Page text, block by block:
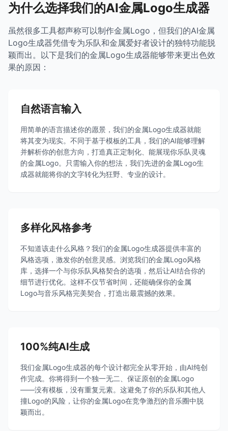
为什么选择我们的AI金属Logo生成器
虽然很多工具都声称可以制作金属Logo，但我们的AI金属
Logo生成器凭借专为乐队和金属爱好者设计的独特功能脱
颖而出。以下是我们的金属Logo生成器能够带来更出色效
果的原因：
自然语言输入
用简单的语言描述你的愿景，我们的金属Logo生成器就能
将其变为现实。不同于基于模板的工具，我们的AI能够理解
并解析你的创意方向，打造真正定制化、能展现你乐队灵魂
的金属Logo。只需输入你的想法，我们先进的金属Logo生
成器就能将你的文字转化为狂野、专业的设计。
多样化风格参考
不知道该走什么风格？我们的金属Logo生成器提供丰富的
风格选项，激发你的创意灵感。浏览我们的金属Logo风格
库，选择一个与你乐队风格契合的选项，然后让AI结合你的
细节进行优化。这样不仅节省时间，还能确保你的金属
Logo与音乐风格完美契合，打造出最震撼的效果。
100%纯AI生成
我们金属Logo生成器的每个设计都完全从零开始，由AI纯创
作完成。你将得到一个独一无二、保证原创的金属Logo
——没有模板，没有重复元素。这避免了你的乐队和其他人
撞Logo的风险，让你的金属Logo在竞争激烈的音乐圈中脱
颖而出。